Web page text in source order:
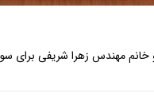
خانم مهندس زهرا شریفی برای